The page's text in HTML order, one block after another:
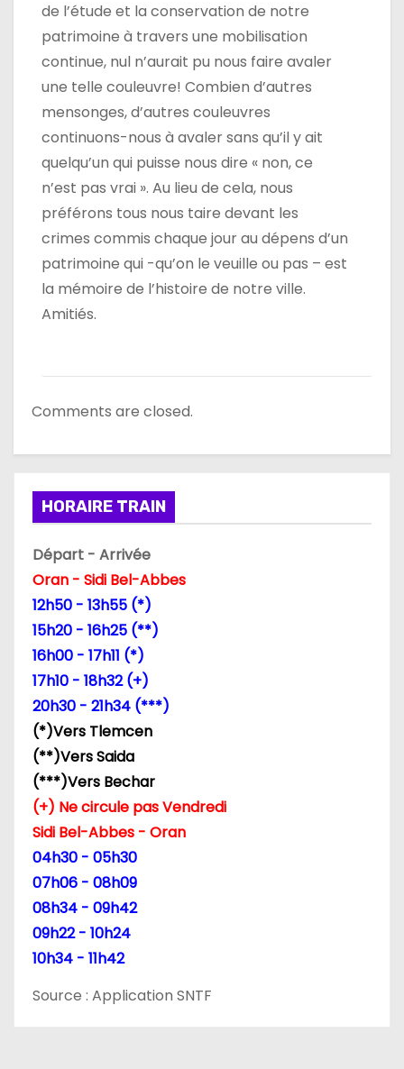
de l’étude et la conservation de notre
patrimoine à travers une mobilisation
continue, nul n’aurait pu nous faire avaler
une telle couleuvre! Combien d’autres
mensonges, d’autres couleuvres
continuons-nous à avaler sans qu’il y ait
quelqu’un qui puisse nous dire « non, ce
n’est pas vrai ». Au lieu de cela, nous
préférons tous nous taire devant les
crimes commis chaque jour au dépens d’un
patrimoine qui -qu’on le veuille ou pas – est
la mémoire de l’histoire de notre ville.
Amitiés.
Comments are closed.
HORAIRE TRAIN
Départ - Arrivée
Oran - Sidi Bel-Abbes
12h50 - 13h55 (*)
15h20 - 16h25 (**)
16h00 - 17h11 (*)
17h10 - 18h32 (+)
20h30 - 21h34 (***)
(*)Vers Tlemcen
(**)Vers Saida
(***)Vers Bechar
(+) Ne circule pas Vendredi
Sidi Bel-Abbes - Oran
04h30 - 05h30
07h06 - 08h09
08h34 - 09h42
09h22 - 10h24
10h34 - 11h42
Source : Application SNTF